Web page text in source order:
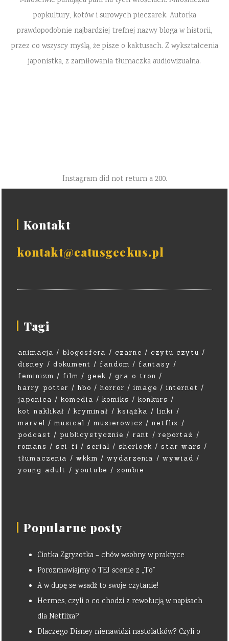
popkultury, kotów i surowych pieczarek. Autorka
prawdopodobnie najbardziej trefnej nazwy bloga w historii,
przez co wszyscy myślą, że pisze o kaktusach. Z wykształcenia
japonistka, z zamiłowania tłumaczka audiowizualna.
Instagram did not return a 200.
Kontakt
kontakt@catusgeekus.pl
Tagi
animacja blogosfera czarne
czytu czytu
disney
dokument fandom
fantasy
feminizm
film geek
gra o tron
harry potter
hbo horror image
internet
japonica
komedia komiks
konkurs
kot naklikał
kryminał książka
linki
marvel
musical musierowicz
netflix
podcast
publicystycznie rant
reportaż
romans
sci-fi serial sherlock
star wars
tłumaczenia
wkkm wydarzenia
wywiad
young adult
youtube zombie
Popularne posty
Ciotka Zgryzotka – chów wsobny w praktyce
Porozmawiajmy o TEJ scenie z „To”
A w dupę se wsadź to swoje czytanie!
Hermes, czyli o co chodzi z rewolucją w napisach
dla Netflixa?
Dlaczego Disney nienawidzi nastolatków? Czyli o